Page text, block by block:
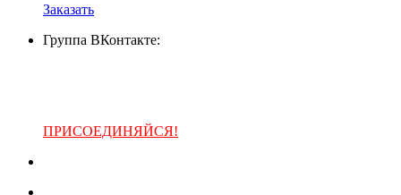
Заказать
Группа ВКонтакте:
ПРИСОЕДИНЯЙСЯ!